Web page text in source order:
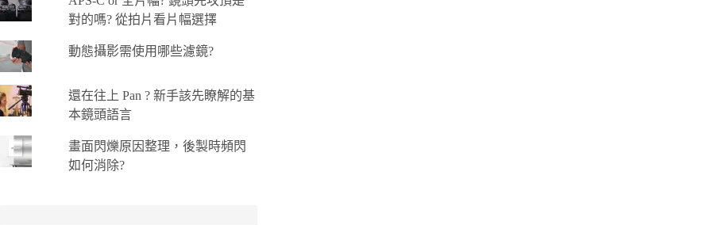
對的嗎? 從拍片看片幅選擇
動態攝影需使用哪些濾鏡?
還在往上 Pan ? 新手該先瞭解的基
本鏡頭語言
畫面閃爍原因整理，後製時頻閃
如何消除?